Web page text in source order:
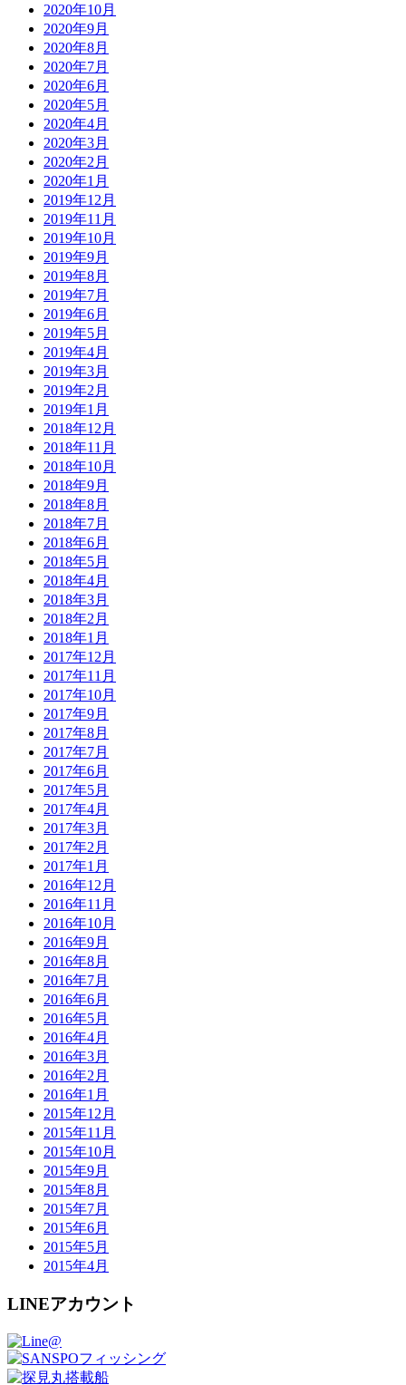
2020年10月
2020年9月
2020年8月
2020年7月
2020年6月
2020年5月
2020年4月
2020年3月
2020年2月
2020年1月
2019年12月
2019年11月
2019年10月
2019年9月
2019年8月
2019年7月
2019年6月
2019年5月
2019年4月
2019年3月
2019年2月
2019年1月
2018年12月
2018年11月
2018年10月
2018年9月
2018年8月
2018年7月
2018年6月
2018年5月
2018年4月
2018年3月
2018年2月
2018年1月
2017年12月
2017年11月
2017年10月
2017年9月
2017年8月
2017年7月
2017年6月
2017年5月
2017年4月
2017年3月
2017年2月
2017年1月
2016年12月
2016年11月
2016年10月
2016年9月
2016年8月
2016年7月
2016年6月
2016年5月
2016年4月
2016年3月
2016年2月
2016年1月
2015年12月
2015年11月
2015年10月
2015年9月
2015年8月
2015年7月
2015年6月
2015年5月
2015年4月
LINEアカウント